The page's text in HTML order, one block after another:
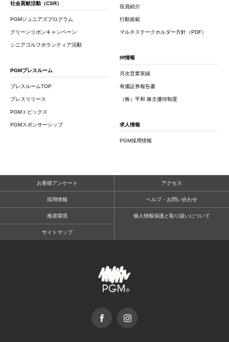
役員紹介
行動規範
マルチステークホルダー方針（PDF）
社会貢献活動（CSR）
PGMジュニアズプログラム
グリーンリボンキャンペーン
シニアゴルフボランティア活動
IR情報
月次営業実績
有価証券報告書
（株）平和 株主優待制度
PGMプレスルーム
プレスルームTOP
プレスリリース
PGMトピックス
PGMスポンサーシップ 求人情報
PGM採用情報
お客様アンケート アクセス
採用情報 ヘルプ・お問い合わせ
推奨環境 個人情報保護と取り扱いについて
サイトマップ
facebook